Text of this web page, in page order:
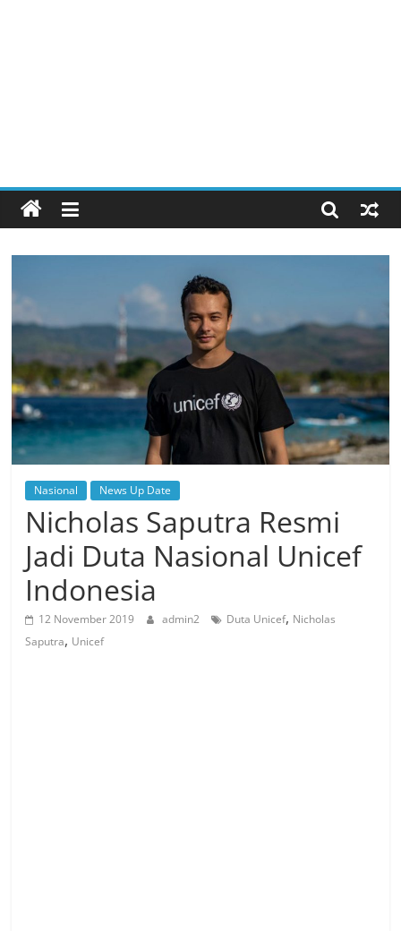
Nasional News Up Date
Nicholas Saputra Resmi
Jadi Duta Nasional Unicef
Indonesia
12 November 2019 admin2 Duta Unicef, Nicholas
Saputra, Unicef